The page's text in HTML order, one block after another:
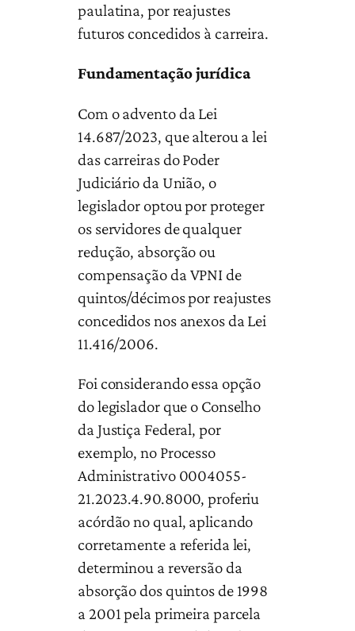
paulatina, por reajustes
futuros concedidos à carreira.
Fundamentação jurídica
Com o advento da Lei
14.687/2023, que alterou a lei
das carreiras do Poder
Judiciário da União, o
legislador optou por proteger
os servidores de qualquer
redução, absorção ou
compensação da VPNI de
quintos/décimos por reajustes
concedidos nos anexos da Lei
11.416/2006.
Foi considerando essa opção
do legislador que o Conselho
da Justiça Federal, por
exemplo, no Processo
Administrativo 0004055-
21.2023.4.90.8000, proferiu
acórdão no qual, aplicando
corretamente a referida lei,
determinou a reversão da
absorção dos quintos de 1998
a 2001 pela primeira parcela